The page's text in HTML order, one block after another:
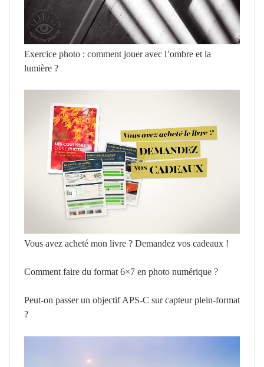
Exercice photo : comment jouer avec l’ombre et la
lumière ?
Vous avez acheté mon livre ? Demandez vos cadeaux !
Comment faire du format 6×7 en photo numérique ?
Peut-on passer un objectif APS-C sur capteur plein-format
?